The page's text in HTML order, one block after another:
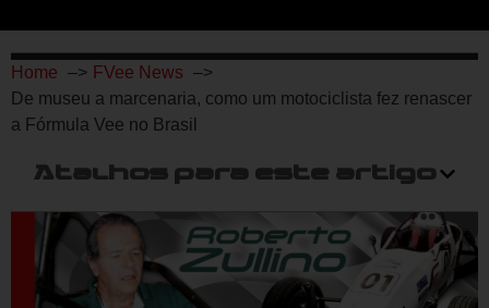
Home
FVee News
De museu a marcenaria, como um motociclista fez renascer
a Fórmula Vee no Brasil
Atalhos para este artigo